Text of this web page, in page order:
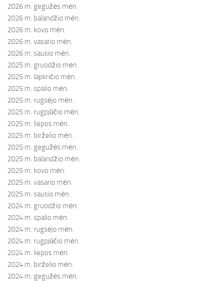
2026 m. gegužės mėn.
2026 m. balandžio mėn.
2026 m. kovo mėn.
2026 m. vasario mėn.
2026 m. sausio mėn.
2025 m. gruodžio mėn.
2025 m. lapkričio mėn.
2025 m. spalio mėn.
2025 m. rugsėjo mėn.
2025 m. rugpjūčio mėn.
2025 m. liepos mėn.
2025 m. birželio mėn.
2025 m. gegužės mėn.
2025 m. balandžio mėn.
2025 m. kovo mėn.
2025 m. vasario mėn.
2025 m. sausio mėn.
2024 m. gruodžio mėn.
2024 m. spalio mėn.
2024 m. rugsėjo mėn.
2024 m. rugpjūčio mėn.
2024 m. liepos mėn.
2024 m. birželio mėn.
2024 m. gegužės mėn.